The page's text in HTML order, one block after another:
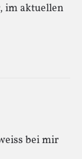
im aktuellen
bei mir